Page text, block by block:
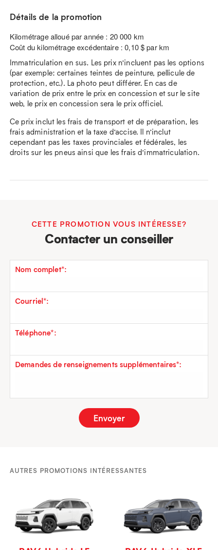
Détails de la promotion
Kilométrage alloué par année : 20 000 km
Coût du kilométrage excédentaire : 0,10 $ par km
Immatriculation en sus. Les prix n’incluent pas les options
(par exemple: certaines teintes de peinture, pellicule de
protection, etc.). La photo peut différer. En cas de
variation de prix entre le prix en concession et sur le site
web, le prix en concession sera le prix officiel.
Ce prix inclut les frais de transport et de préparation, les
frais administration et la taxe d’accise. Il n’inclut
cependant pas les taxes provinciales et fédérales, les
droits sur les pneus ainsi que les frais d’immatriculation.
CETTE PROMOTION VOUS INTÉRESSE?
Contacter un conseiller
Nom complet*:
Courriel*:
Téléphone*:
Demandes de renseignements supplémentaires*:
AUTRES PROMOTIONS INTÉRESSANTES